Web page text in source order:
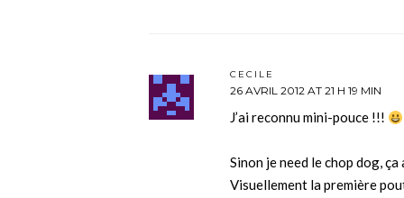
CECILE
26 AVRIL 2012 AT 21 H 19 MIN
J’ai reconnu mini-pouce !!!
Sinon je need le chop dog,
Visuellement la première